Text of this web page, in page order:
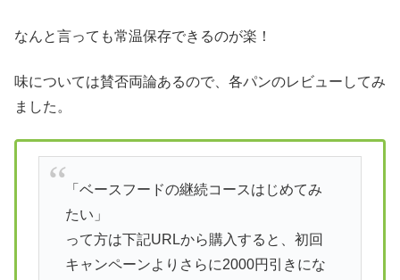
なんと言っても常温保存できるのが楽！
味については賛否両論あるので、各パンのレビューしてみ
ました。
「ベースフードの継続コースはじめてみ
たい」
って方は下記URLから購入すると、初回
キャンペーンよりさらに2000円引きにな